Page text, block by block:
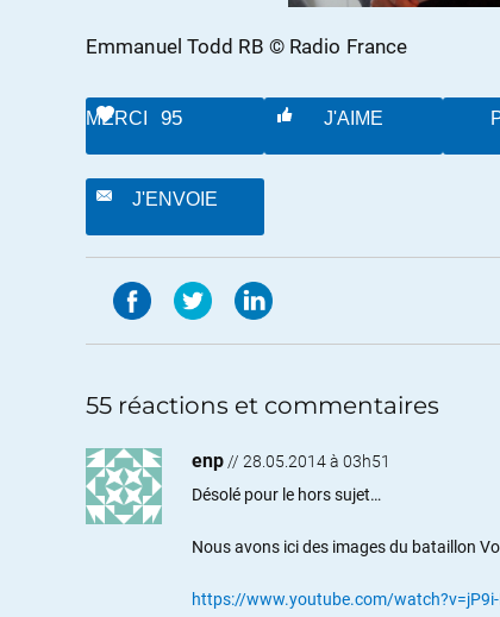
Emmanuel Todd RB © Radio France
MERCI 95 J'AIME
J'ENVOIE
55 réactions et commentaires
enp // 28.05.2014 à 03h51
Désolé pour le hors sujet…
Nous avons ici des images du bataillon
https://www.youtube.com/